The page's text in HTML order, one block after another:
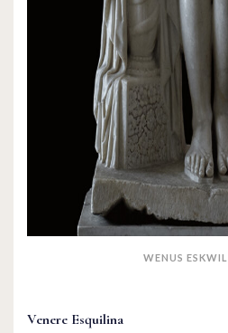
WENUS
Venere Esquilina